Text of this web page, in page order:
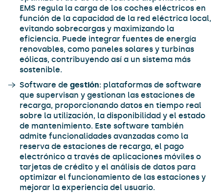
EMS regula la carga de los coches eléctricos en
función de la capacidad de la red eléctrica local,
evitando sobrecargas y maximizando la
eficiencia. Puede integrar fuentes de energía
renovables, como paneles solares y turbinas
eólicas, contribuyendo así a un sistema más
sostenible.
Software de gestión: plataformas de software
que supervisan y gestionan las estaciones de
recarga, proporcionando datos en tiempo real
sobre la utilización, la disponibilidad y el estado
de mantenimiento. Este software también
admite funcionalidades avanzadas como la
reserva de estaciones de recarga, el pago
electrónico a través de aplicaciones móviles o
tarjetas de crédito y el análisis de datos para
optimizar el funcionamiento de las estaciones y
mejorar la experiencia del usuario.